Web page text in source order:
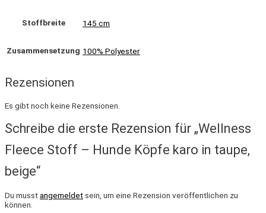
Stoffbreite 145 cm
Zusammensetzung 100% Polyester
Rezensionen
Es gibt noch keine Rezensionen.
Schreibe die erste Rezension für „Wellness
Fleece Stoff – Hunde Köpfe karo in taupe,
beige“
Du musstangemeldet sein, um eine Rezension veröffentlichen zu
können.